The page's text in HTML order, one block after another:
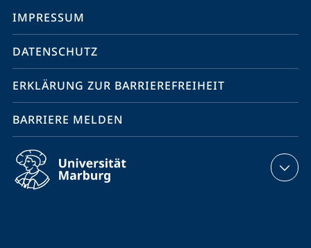
Service-
Navigation
IMPRESSUM
DATENSCHUTZ
ERKLÄRUNG ZUR BARRIEREFREIHEIT
BARRIERE MELDEN